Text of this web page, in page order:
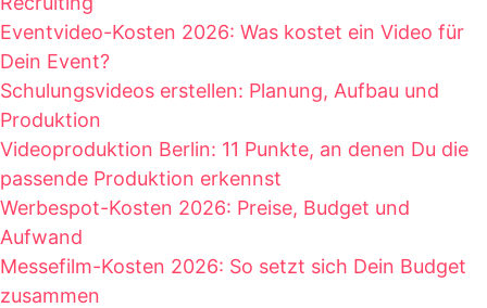
Eventvideo-Kosten 2026: Was kostet ein Video für
Dein Event?
Schulungsvideos erstellen: Planung, Aufbau und
Produktion
Videoproduktion Berlin: 11 Punkte, an denen Du die
passende Produktion erkennst
Werbespot-Kosten 2026: Preise, Budget und
Aufwand
Messefilm-Kosten 2026: So setzt sich Dein Budget
zusammen